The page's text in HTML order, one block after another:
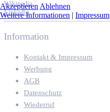
Wikipedia
Linkedin
Information
Kontakt & Impressum
Werbung
AGB
Datenschutz
Wiederruf
Akzeptieren Ablehnen
Weitere Informationen | Impressum